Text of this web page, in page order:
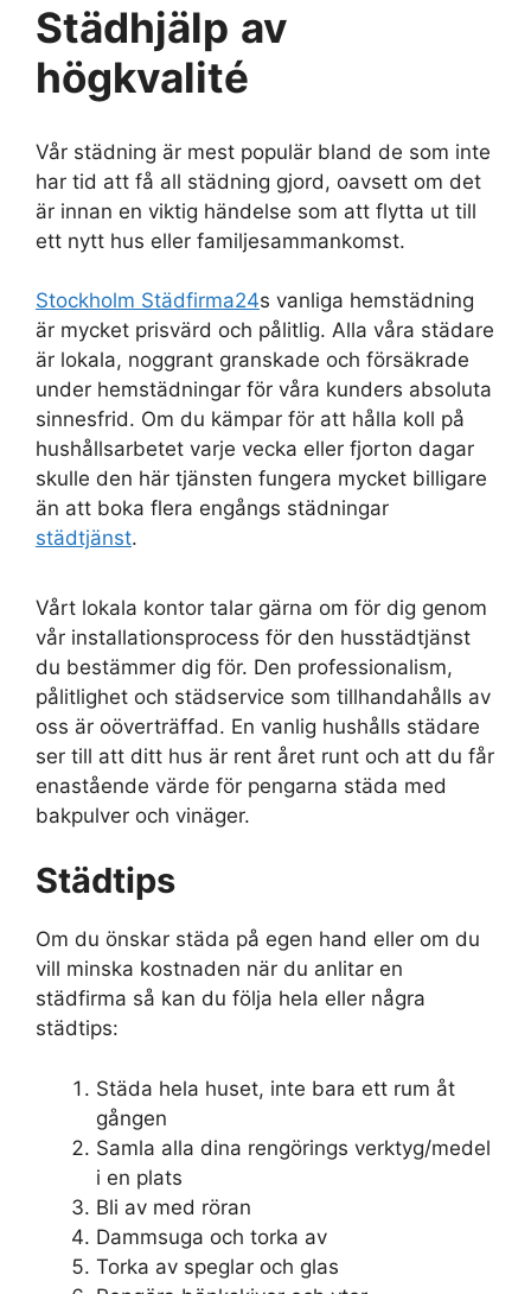
Städhjälp av
högkvalité
Vår städning är mest populär bland de som inte
har tid att få all städning gjord, oavsett om det
är innan en viktig händelse som att flytta ut till
ett nytt hus eller familjesammankomst.
Stockholm Städfirma24s vanliga hemstädning
är mycket prisvärd och pålitlig. Alla våra städare
är lokala, noggrant granskade och försäkrade
under hemstädningar för våra kunders absoluta
sinnesfrid. Om du kämpar för att hålla koll på
hushållsarbetet varje vecka eller fjorton dagar
skulle den här tjänsten fungera mycket billigare
än att boka flera engångs städningar
städtjänst.
Vårt lokala kontor talar gärna om för dig genom
vår installationsprocess för den husstädtjänst
du bestämmer dig för. Den professionalism,
pålitlighet och städservice som tillhandahålls av
oss är oöverträffad. En vanlig hushålls städare
ser till att ditt hus är rent året runt och att du får
enastående värde för pengarna städa med
bakpulver och vinäger.
Städtips
Om du önskar städa på egen hand eller om du
vill minska kostnaden när du anlitar en
städfirma så kan du följa hela eller några
städtips:
Städa hela huset, inte bara ett rum åt
gången
Samla alla dina rengörings verktyg/medel
i en plats
Bli av med röran
Dammsuga och torka av
Torka av speglar och glas